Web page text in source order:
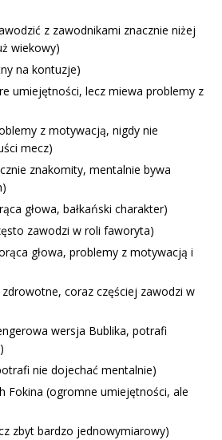
z zawodnikami znacznie niżej
wiekowy)
na kontuzje)
umiejętności, lecz miewa problemy z
z motywacją, nigdy nie
mecz)
znakomity, mentalnie bywa
głowa, bałkański charakter)
zawodzi w roli faworyta)
głowa, problemy z motywacją i
zdrowotne, coraz częściej zawodzi w
wersja Bublika, potrafi
nie dojechać mentalnie)
Fokina (ogromne umiejętności, ale
zbyt bardzo jednowymiarowy)